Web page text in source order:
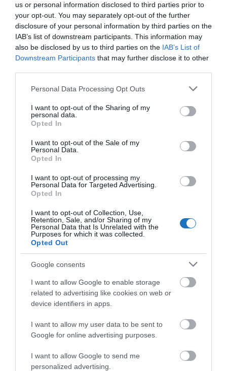
us or personal information disclosed to third parties prior to
your opt-out. You may separately opt-out of the further
disclosure of your personal information by third parties on the
IAB’s list of downstream participants. This information may
also be disclosed by us to third parties on the IAB’s List of
Downstream Participants that may further disclose it to other
Please note that this website/app uses one or more Google
not limited to your visit or usage behaviour. You may click to
grant or deny consent to Google and its third-party tags to
use your data for below specified purposes in below Google
consent section.
Personal Data Processing Opt Outs
I want to opt-out of the Sharing of my
personal data.
Opted In
I want to opt-out of the Sale of my
Personal Data.
Opted In
I want to opt-out of processing my
Personal Data for Targeted Advertising.
Opted In
I want to opt-out of Collection, Use,
Retention, Sale, and/or Sharing of my
Personal Data that Is Unrelated with the
Purposes for which it was collected.
Opted Out
Google consents
I want to allow Google to enable storage
related to advertising like cookies on web or
device identifiers in apps.
I want to allow my user data to be sent to
Google for online advertising purposes.
I want to allow Google to send me
personalized advertising.
OLVASS TOVÁBB
ÁLLATI JÓ FÜRDŐZÉS: ÁLLATKERT,
BARLANGFÜRDŐ ÉS EBÉD MISKOLCON
Állati jó fürdőzés néven szimpatikus akciót hirdettek
Miskolcon október 26-31. között.
FRISSÍTÉS (10.27): Technikai okokból elmarad,
részletek aborsodihir cikkében.
OLVASS TOVÁBB